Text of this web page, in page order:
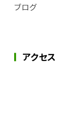
ブログ
アクセス